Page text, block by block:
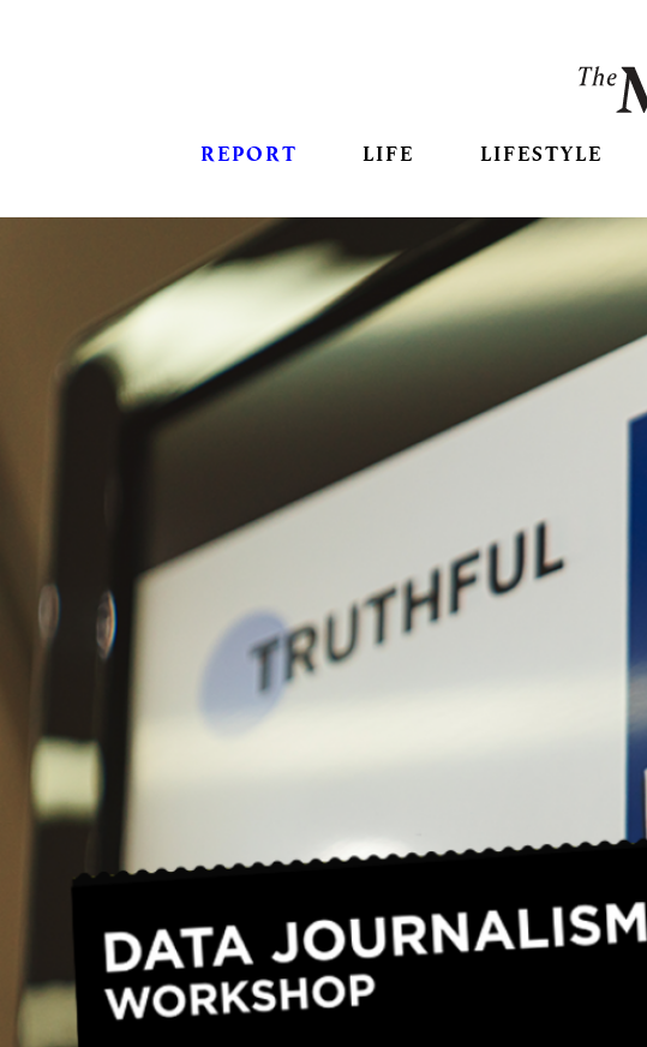
REPORT LIFE LIFESTYLE